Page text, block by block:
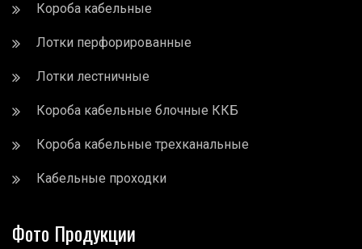
Короба кабельные
Лотки перфорированные
Лотки лестничные
Короба кабельные блочные ККБ
Короба кабельные трехканальные
Кабельные проходки
Фото Продукции